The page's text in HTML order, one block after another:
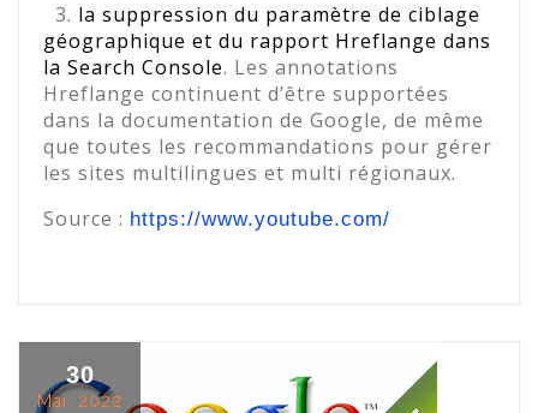
3. la suppression du paramètre de ciblage
géographique et du rapport Hreflange dans
la Search Console. Les annotations
Hreflange continuent d’être supportées
dans la documentation de Google, de même
que toutes les recommandations pour gérer
les sites multilingues et multi régionaux.
Source : https://www.youtube.com/
30
Mai, 2022